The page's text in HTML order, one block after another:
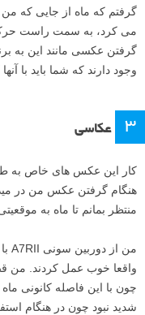
گرفتم که ماه از جایی که من
می کرد، به سمت راست حرکت
گرفتن عکسی مانند این به
وجود دارند که شما باید با آنها
۳ عکاسی
کار این عکس های خاص به
هنگام گرفتن عکس من در
منتظر بمانم تا ماه به
چون با این فاصله کانونی
شدید نبود چون در هنگام